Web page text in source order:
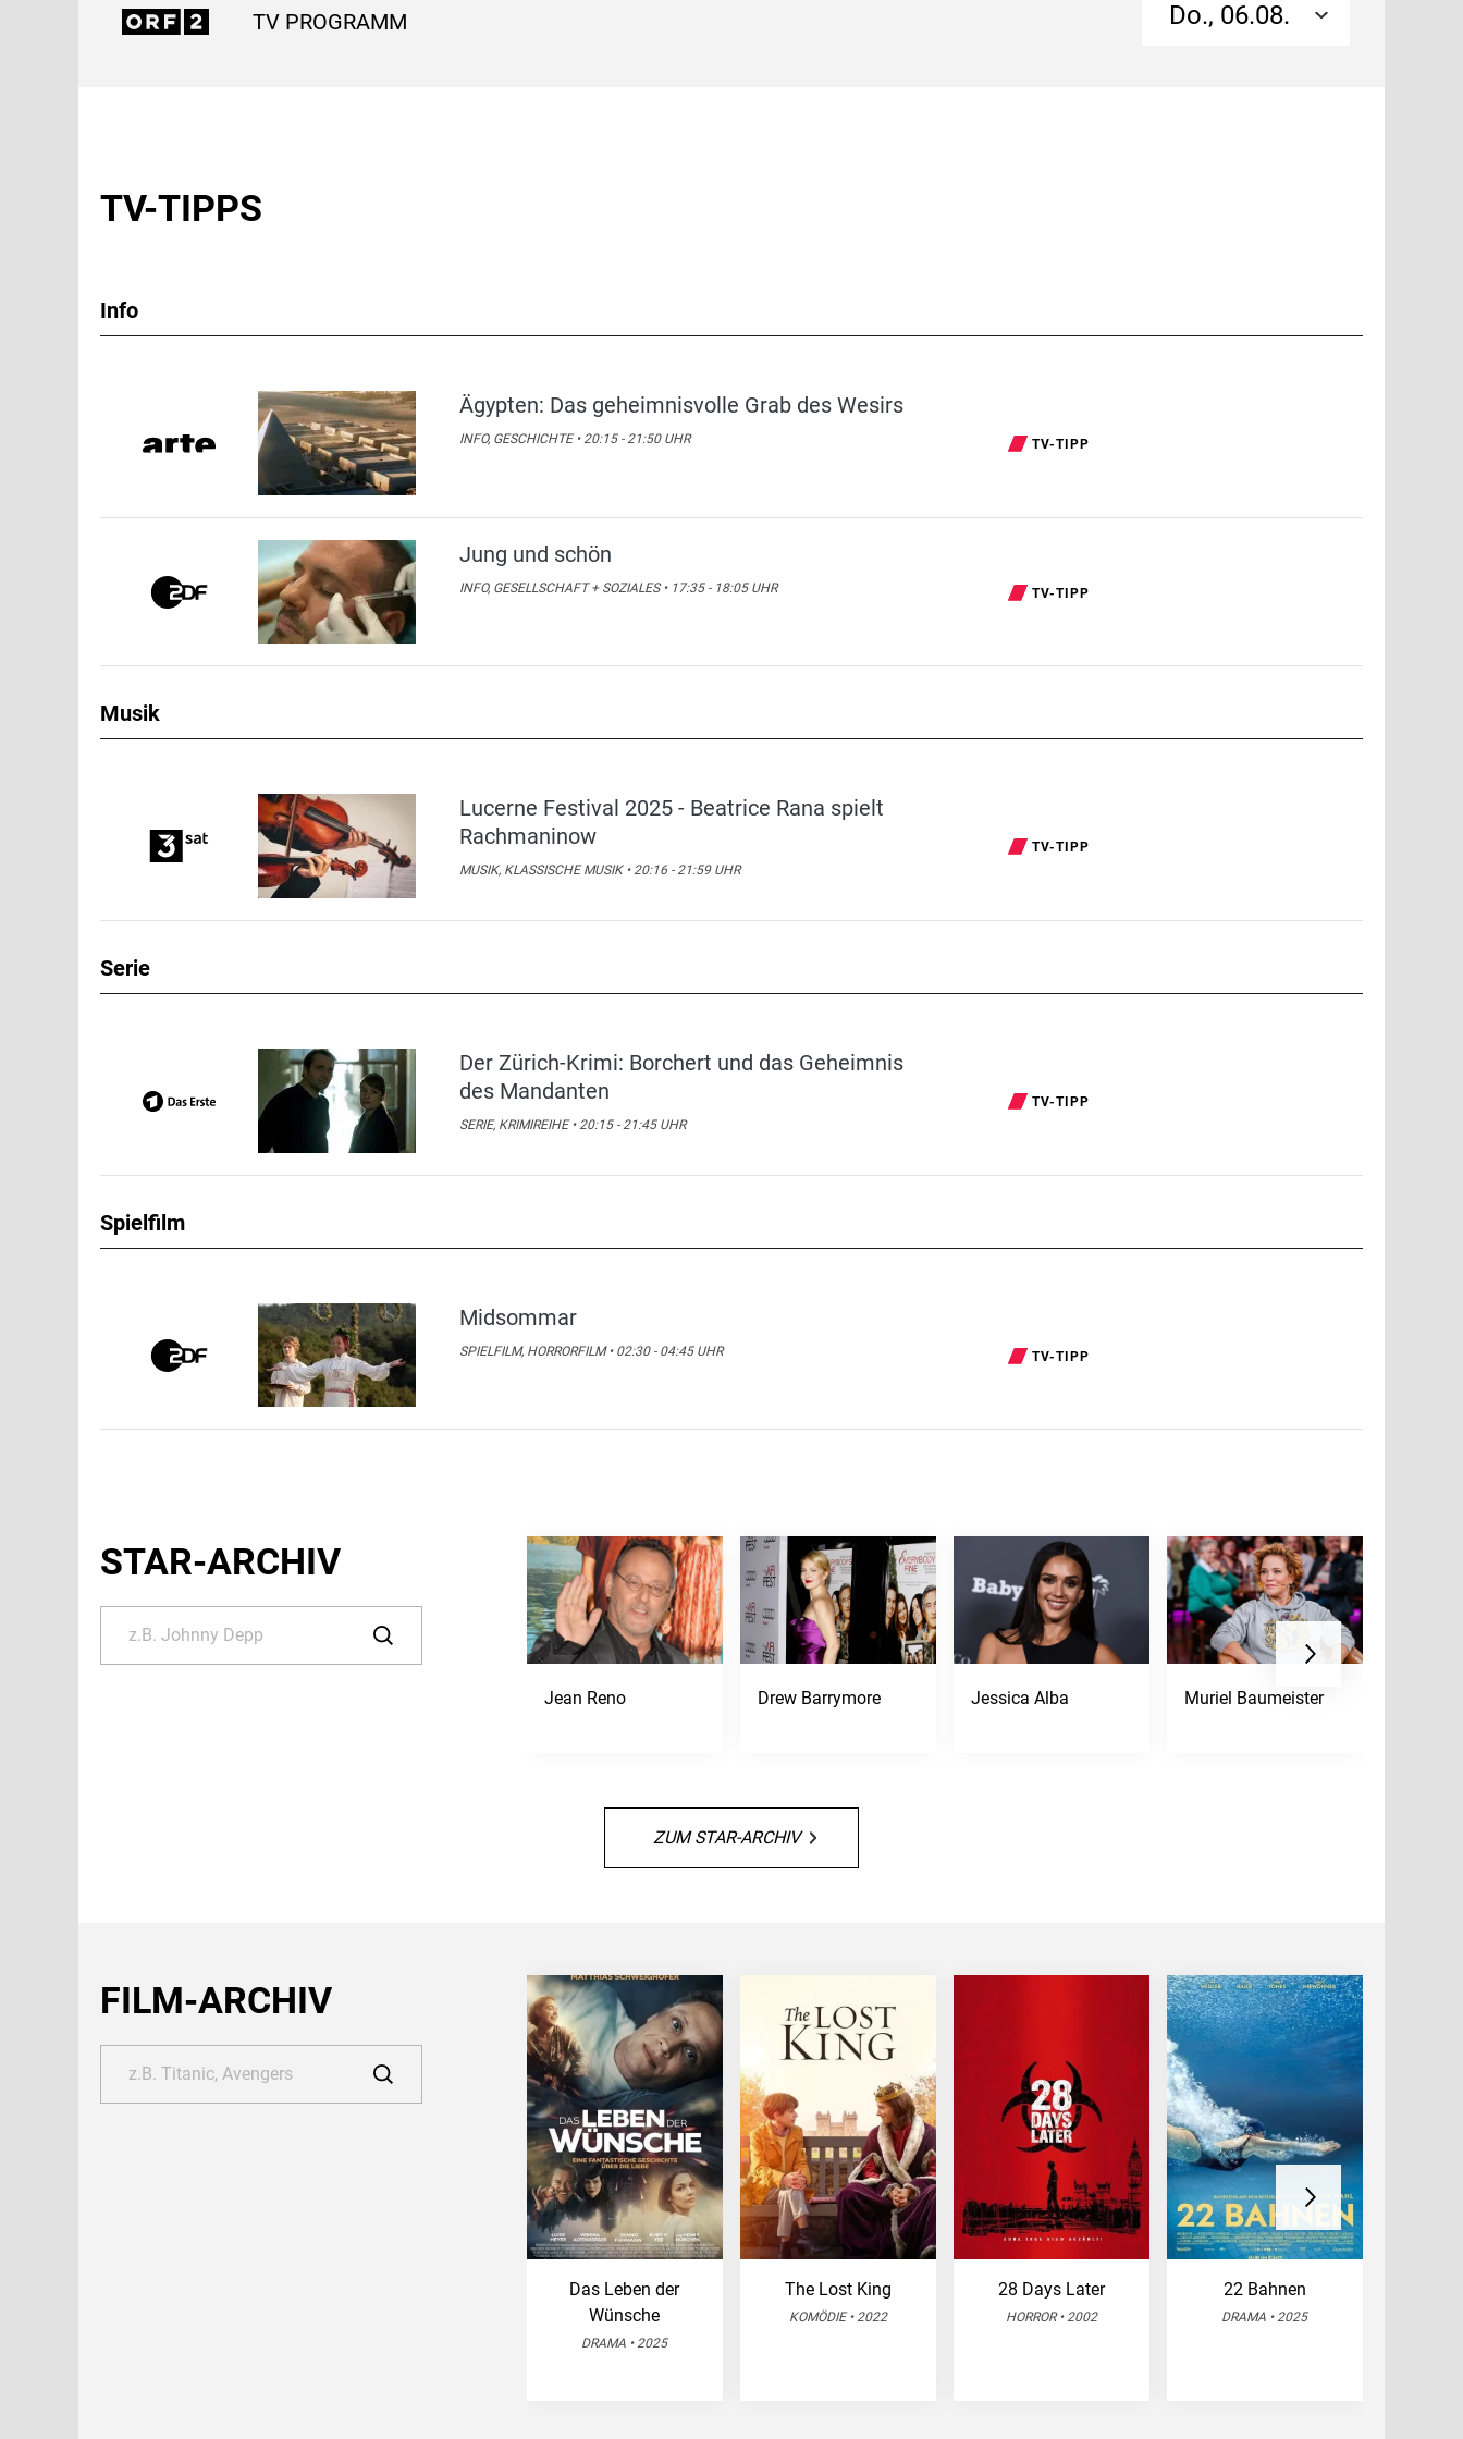
TV PROGRAMM Do., 06.08.
TV-TIPPS
Info
Ägypten: Das geheimnisvolle Grab des Wesirs
INFO, GESCHICHTE • 20:15 - 21:50 UHR TV-TIPP
Jung und schön
INFO, GESELLSCHAFT + SOZIALES • 17:35 - 18:05 UHR TV-TIPP
Musik
Lucerne Festival 2025 - Beatrice Rana spielt
Rachmaninow
MUSIK, KLASSISCHE MUSIK • 20:16 - 21:59 UHR
TV-TIPP
Serie
Der Zürich-Krimi: Borchert und das Geheimnis
des Mandanten
SERIE, KRIMIREIHE • 20:15 - 21:45 UHR
TV-TIPP
Spielfilm
Midsommar
SPIELFILM, HORRORFILM • 02:30 - 04:45 UHR TV-TIPP
STAR-ARCHIV
Jean Reno Drew Barrymore Jessica Alba Muriel Baumeister
ZUM STAR-ARCHIV
FILM-ARCHIV
Das Leben der
Wünsche
DRAMA • 2025
The Lost King
KOMÖDIE • 2022
28 Days Later
HORROR • 2002
22 Bahnen
DRAMA • 2025